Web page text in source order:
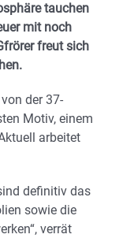
tauchen
mit noch
freut sich
der 37-
Motiv, einem
arbeitet
definitiv das
sowie die
verrät